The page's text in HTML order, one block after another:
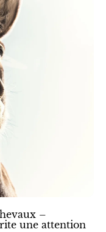
–
une attention